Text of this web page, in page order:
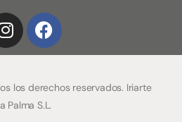
los derechos reservados. Iriarte
Palma S.L.